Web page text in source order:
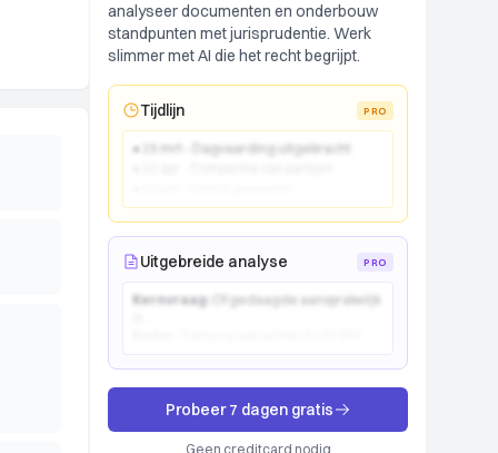
analyseer documenten en onderbouw
standpunten met jurisprudentie. Werk
slimmer met AI die het recht begrijpt.
Tijdlijn PRO
● 15 mrt - Dagvaarding uitgebracht
Uitgebreide analyse PRO
Kernvraag:
Of gedaagde aansprakelijk
Probeer 7 dagen gratis
Geen creditcard nodig